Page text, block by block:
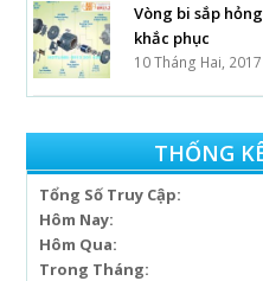
Vòng bi sắp
khắc phục
10 Tháng Hai, 2017
THỐNG
Tổng Số Truy Cập:
Hôm Nay:
Hôm Qua:
Trong Tháng: